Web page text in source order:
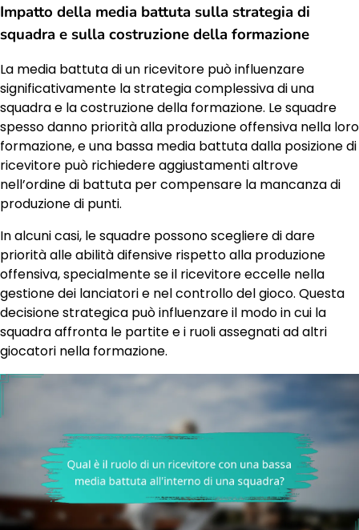
Impatto della media battuta sulla strategia di
squadra e sulla costruzione della formazione
La media battuta di un ricevitore può influenzare
significativamente la strategia complessiva di una
squadra e la costruzione della formazione. Le squadre
spesso danno priorità alla produzione offensiva nella loro
formazione, e una bassa media battuta dalla posizione di
ricevitore può richiedere aggiustamenti altrove
nell’ordine di battuta per compensare la mancanza di
produzione di punti.
In alcuni casi, le squadre possono scegliere di dare
priorità alle abilità difensive rispetto alla produzione
offensiva, specialmente se il ricevitore eccelle nella
gestione dei lanciatori e nel controllo del gioco. Questa
decisione strategica può influenzare il modo in cui la
squadra affronta le partite e i ruoli assegnati ad altri
giocatori nella formazione.